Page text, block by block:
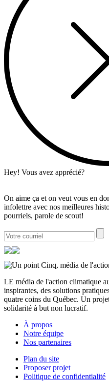
Hey! Vous avez apprécié?
On aime ça et on veut vous en
infolettre avec nos meilleures
pourriels, parole de scout!
LE média de l'action climatique
inspirantes, des solutions
quatre coins du Québec. Un
solidarité à but non lucratif.
À propos
Notre équipe
Nos partenaires
Plan du site
Proposer projet
Politique de confidentialité